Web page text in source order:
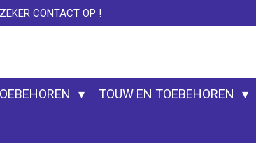
CONTACT OP !
TOUW EN TOEBEHOREN